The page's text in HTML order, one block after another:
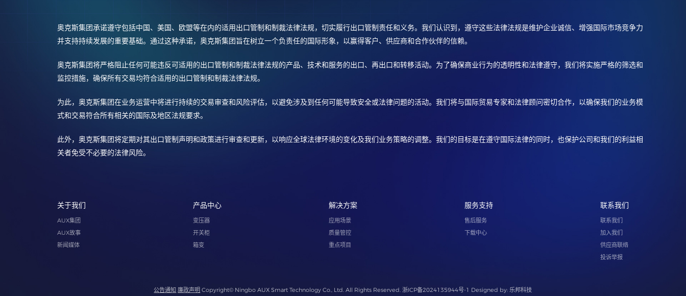
奥克斯集团承诺遵守包括中国、美国、欧盟等在内的适用出口管制和制裁法律法规，切实履行出口管制责任和义务。我们认识到，遵守这些法律法规是维护企业诚信、增强国际市场竞争力
并支持持续发展的重要基础。通过这种承诺，奥克斯集团旨在树立一个负责任的国际形象，以赢得客户、供应商和合作伙伴的信赖。
奥克斯集团将严格阻止任何可能违反可适用的出口管制和制裁法律法规的产品、技术和服务的出口、再出口和转移活动。为了确保商业行为的透明性和法律遵守，我们将实施严格的筛选和
监控措施，确保所有交易均符合适用的出口管制和制裁法律法规。
为此，奥克斯集团在业务运营中将进行持续的交易审查和风险评估，以避免涉及到任何可能导致安全或法律问题的活动。我们将与国际贸易专家和法律顾问密切合作，以确保我们的业务模
式和交易符合所有相关的国际及地区法规要求。
此外，奥克斯集团将定期对其出口管制声明和政策进行审查和更新，以响应全球法律环境的变化及我们业务策略的调整。我们的目标是在遵守国际法律的同时，也保护公司和我们的利益相
关者免受不必要的法律风险。
关于我们
AUX集团
AUX故事
新闻媒体
产品中心
变压器
开关柜
箱变
解决方案
应用场景
质量管控
重点项目
服务支持
售后服务
下载中心
联系我们
联系我们
加入我们
供应商联络
投诉举报
公告通知 廉政声明 Copyright© Ningbo AUX Smart Technology Co., Ltd. All Rights Reserved.浙ICP备2024135944号-1 Designed by: 乐邦科技